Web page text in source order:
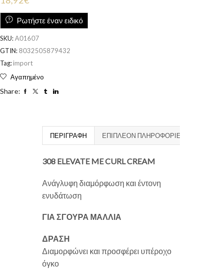
Ρωτήστε έναν ειδικό
SKU:A01607
GTIN: 8032505879432
Tag:import
Αγαπημένο
Share:
ΠΕΡΙΓΡΑΦΉ ΕΠΙΠΛΈΟΝ ΠΛΗΡΟΦΟΡΊΕΣ
308 ELEVATE ME CURL CREAM
Ανάγλυφη διαμόρφωση και έντονη
ενυδάτωση
ΓΙΑ ΣΓΟΥΡΑ ΜΑΛΛΙΑ
ΔΡΑΣΗ
Διαμορφώνει και προσφέρει υπέροχο
όγκο